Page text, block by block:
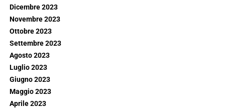
Dicembre 2023
Novembre 2023
Ottobre 2023
Settembre 2023
Agosto 2023
Luglio 2023
Giugno 2023
Maggio 2023
Aprile 2023